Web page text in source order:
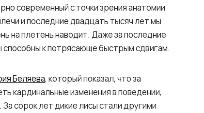
современный с точки зрения анатомии
и последние двадцать тысяч лет мы
на плетень наводит. Даже за последние
способны к потрясающе быстрым сдвигам.
Беляева, который показал, что за
кардинальные изменения в поведении,
сорок лет дикие лисы стали другими